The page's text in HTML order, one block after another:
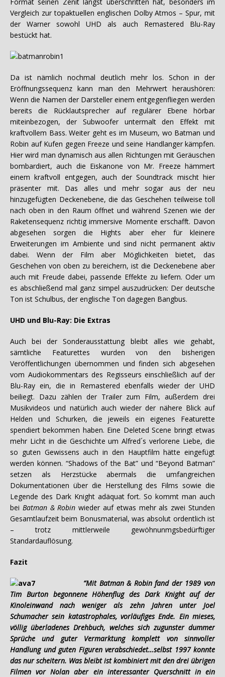
Vergleich zur topaktuellen englischen Dolby Atmos – Spur, mit
der Warner sowohl UHD als auch Remastered Blu-Ray
bestückt hat.
Da ist nämlich nochmal deutlich mehr los. Schon in der
Eröffnungssequenz kann man den Mehrwert heraushören:
Wenn die Namen der Darsteller einem entgegenfliegen werden
bereits die Rücklautsprecher auf regulärer Ebene hörbar
miteinbezogen, der Subwoofer untermalt den Effekt mit
kraftvollem Bass. Weiter geht es im Museum, wo Batman und
Robin auf Kufen gegen Freeze und seine Handlanger kämpfen.
Hier wird man dynamisch aus allen Richtungen mit Geräuschen
bombardiert, auch die Eiskanone von Mr. Freeze hämmert
einem kraftvoll entgegen, auch der Soundtrack mischt hier
präsenter mit. Das alles und mehr sogar aus der neu
hinzugefügten Deckenebene, die das Geschehen teilweise toll
nach oben in den Raum öffnet und während Szenen wie der
Raketensequenz richtig immersive Momente erschafft. Davon
abgesehen sorgen die Hights aber eher für kleinere
Erweiterungen im Ambiente und sind nicht permanent aktiv
dabei. Wenn der Film aber Möglichkeiten bietet, das
Geschehen von oben zu bereichern, ist die Deckenebene aber
auch mit Freude dabei, passende Effekte zu liefern. Oder um
es abschließend mal ganz simpel auszudrücken: Der deutsche
Ton ist Schulbus, der englische Ton dagegen Bangbus.
UHD und Blu-Ray: Die Extras
Auch bei der Sonderausstattung bleibt alles wie gehabt,
sämtliche Featurettes wurden von den bisherigen
Veröffentlichungen übernommen und finden sich abgesehen
vom Audiokommentars des Regisseurs einschließlich auf der
Blu-Ray ein, die in Remastered ebenfalls wieder der UHD
beiliegt. Dazu zählen der Trailer zum Film, außerdem drei
Musikvideos und natürlich auch wieder der nähere Blick auf
Helden und Schurken, die jeweils ein eigenes Featurette
spendiert bekommen haben. Eine Deleted Scene bringt etwas
mehr Licht in die Geschichte um Alfred´s verlorene Liebe, die
so guten Gewissens auch in den Hauptfilm hätte eingefügt
werden können. “Shadows of the Bat” und “Beyond Batman”
setzen als Herzstücke abermals die umfangreichen
Dokumentationen über die Herstellung des Films sowie die
Legende des Dark Knight adäquat fort. So kommt man auch
bei Batman & Robin wieder auf etwas mehr als zwei Stunden
Gesamtlaufzeit beim Bonusmaterial, was absolut ordentlich ist
– trotz mittlerweile gewöhnunmgsbedürftiger
Standardauflösung.
Fazit
“Mit Batman & Robin fand der 1989 von
Tim Burton begonnene Höhenflug des Dark Knight auf der
Kinoleinwand nach weniger als zehn Jahren unter Joel
Schumacher sein katastrophales, vorläufiges Ende. Ein mieses,
völlig überladenes Drehbuch, welches sich zugunster dummer
Sprüche und guter Vermarktung komplett von sinnvoller
Handlung und guten Figuren verabschiedet…selbst 1997 konnte
das nur scheitern. Was bleibt ist kombiniert mit den drei übrigen
Filmen vor Nolan aber ein interessanter Querschnitt in ein